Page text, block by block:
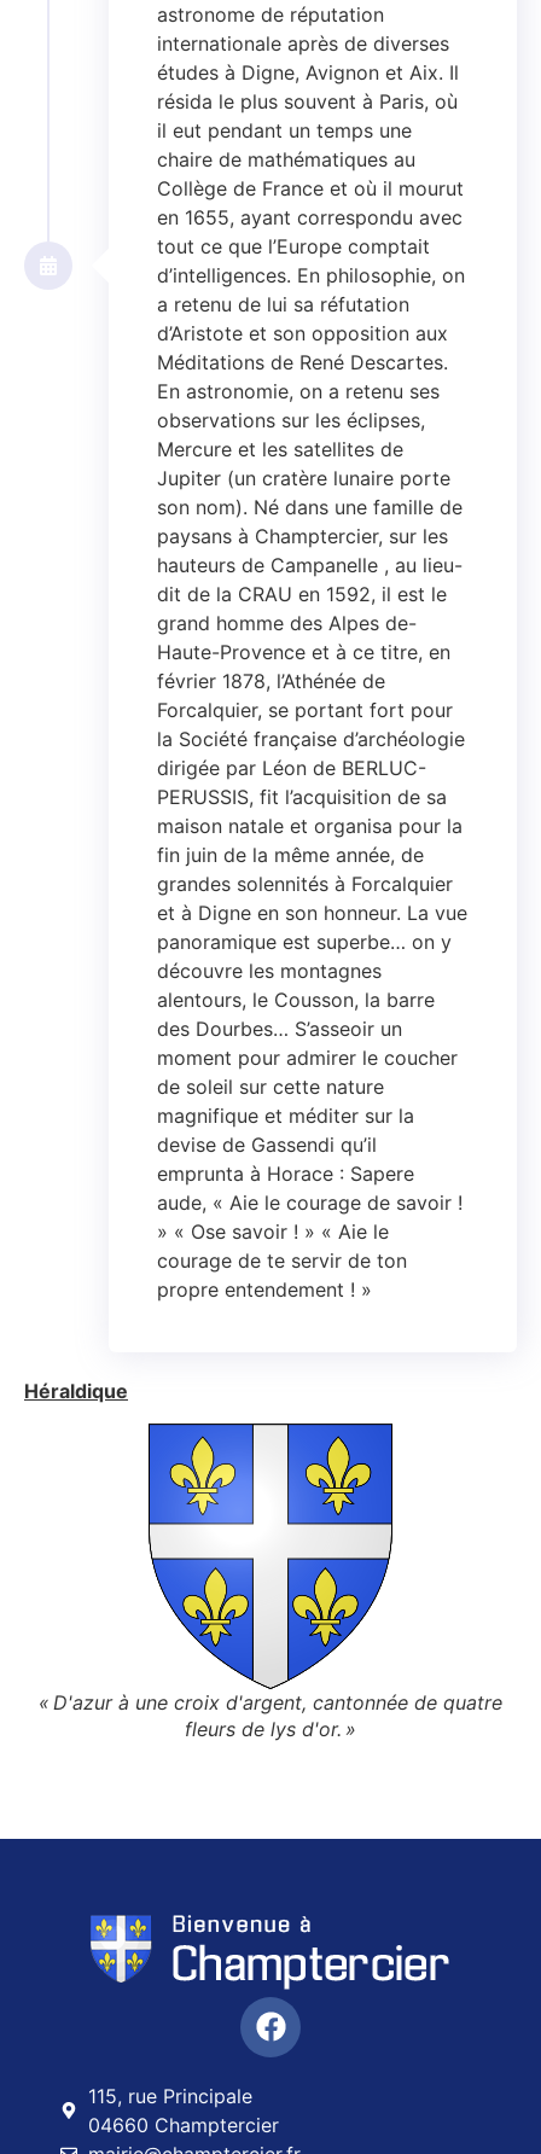
astronome de réputation
internationale après de diverses
études à Digne, Avignon et Aix. Il
résida le plus souvent à Paris, où
il eut pendant un temps une
chaire de mathématiques au
Collège de France et où il mourut
en 1655, ayant correspondu avec
tout ce que l’Europe comptait
d’intelligences. En philosophie, on
a retenu de lui sa réfutation
d’Aristote et son opposition aux
Méditations de René Descartes.
En astronomie, on a retenu ses
observations sur les éclipses,
Mercure et les satellites de
Jupiter (un cratère lunaire porte
son nom). Né dans une famille de
paysans à Champtercier, sur les
hauteurs de Campanelle , au lieu-
dit de la CRAU en 1592, il est le
grand homme des Alpes de-
Haute-Provence et à ce titre, en
février 1878, l’Athénée de
Forcalquier, se portant fort pour
la Société française d’archéologie
dirigée par Léon de BERLUC-
PERUSSIS, fit l’acquisition de sa
maison natale et organisa pour la
fin juin de la même année, de
grandes solennités à Forcalquier
et à Digne en son honneur. La vue
panoramique est superbe… on y
découvre les montagnes
alentours, le Cousson, la barre
des Dourbes… S’asseoir un
moment pour admirer le coucher
de soleil sur cette nature
magnifique et méditer sur la
devise de Gassendi qu’il
emprunta à Horace : Sapere
aude, « Aie le courage de savoir !
» « Ose savoir ! » « Aie le
courage de te servir de ton
propre entendement ! »
Héraldique
« D'azur à une croix d'argent, cantonnée de quatre
fleurs de lys d'or. »
115, rue Principale
04660 Champtercier